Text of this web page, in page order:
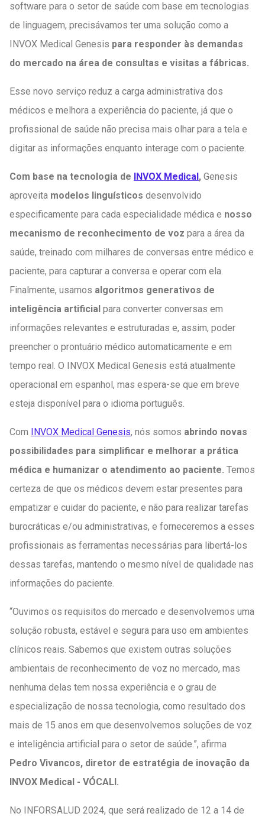
software para o setor de saúde com base em tecnologias
de linguagem, precisávamos ter uma solução como a
INVOX Medical Genesis para responder às demandas
do mercado na área de consultas e visitas a fábricas.
Esse novo serviço reduz a carga administrativa dos
médicos e melhora a experiência do paciente, já que o
profissional de saúde não precisa mais olhar para a tela e
digitar as informações enquanto interage com o paciente.
Com base na tecnologia de INVOX Medical, Genesis
aproveita modelos linguísticos desenvolvido
especificamente para cada especialidade médica e nosso
mecanismo de reconhecimento de voz para a área da
saúde, treinado com milhares de conversas entre médico e
paciente, para capturar a conversa e operar com ela.
Finalmente, usamos algoritmos generativos de
inteligência artificial para converter conversas em
informações relevantes e estruturadas e, assim, poder
preencher o prontuário médico automaticamente e em
tempo real. O INVOX Medical Genesis está atualmente
operacional em espanhol, mas espera-se que em breve
esteja disponível para o idioma português.
Com INVOX Medical Genesis, nós somos abrindo novas
possibilidades para simplificar e melhorar a prática
médica e humanizar o atendimento ao paciente. Temos
certeza de que os médicos devem estar presentes para
empatizar e cuidar do paciente, e não para realizar tarefas
burocráticas e/ou administrativas, e forneceremos a esses
profissionais as ferramentas necessárias para libertá-los
dessas tarefas, mantendo o mesmo nível de qualidade nas
informações do paciente.
“Ouvimos os requisitos do mercado e desenvolvemos uma
solução robusta, estável e segura para uso em ambientes
clínicos reais. Sabemos que existem outras soluções
ambientais de reconhecimento de voz no mercado, mas
nenhuma delas tem nossa experiência e o grau de
especialização de nossa tecnologia, como resultado dos
mais de 15 anos em que desenvolvemos soluções de voz
e inteligência artificial para o setor de saúde.”, afirma
Pedro Vivancos, diretor de estratégia de inovação da
INVOX Medical - VÓCALI.
No INFORSALUD 2024, que será realizado de 12 a 14 de